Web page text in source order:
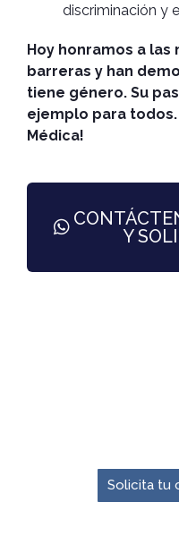
discriminación y
Hoy honramos a
barreras y han
tiene género. Su
ejemplo para todos.
Médica!
Y
Solicita tu